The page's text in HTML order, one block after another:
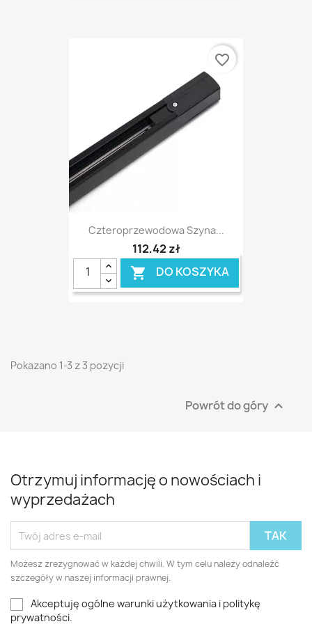
Czteroprzewodowa Szyna...
112,42 zł
 DO KOSZYKA
favorite_border
Pokazano 1-3 z 3 pozycji
Powrót do góry 
Otrzymuj informację o nowościach i
wyprzedażach
Możesz zrezygnować w każdej chwili. W tym celu należy odnaleźć
szczegóły w naszej informacji prawnej.
Akceptuję ogólne warunki użytkowania i politykę
prywatności.